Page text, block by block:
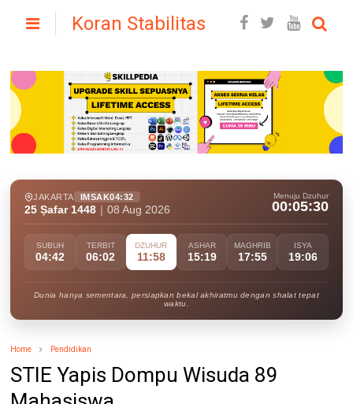
Koran Stabilitas
JAKARTA IMSAK04:32
25 Ṣafar 1448 08 Aug 2026
Menuju Dzuhur
00:05:29
SUBUH
04:42
TERBIT
06:02
DZUHUR
11:58
ASHAR
15:19
MAGHRIB
17:55
ISYA
19:06
Dunia hanya sementara, persiapkan bekal akhiratmu dengan shalat tepat
waktu.
Home Pendidikan
STIE Yapis Dompu Wisuda 89